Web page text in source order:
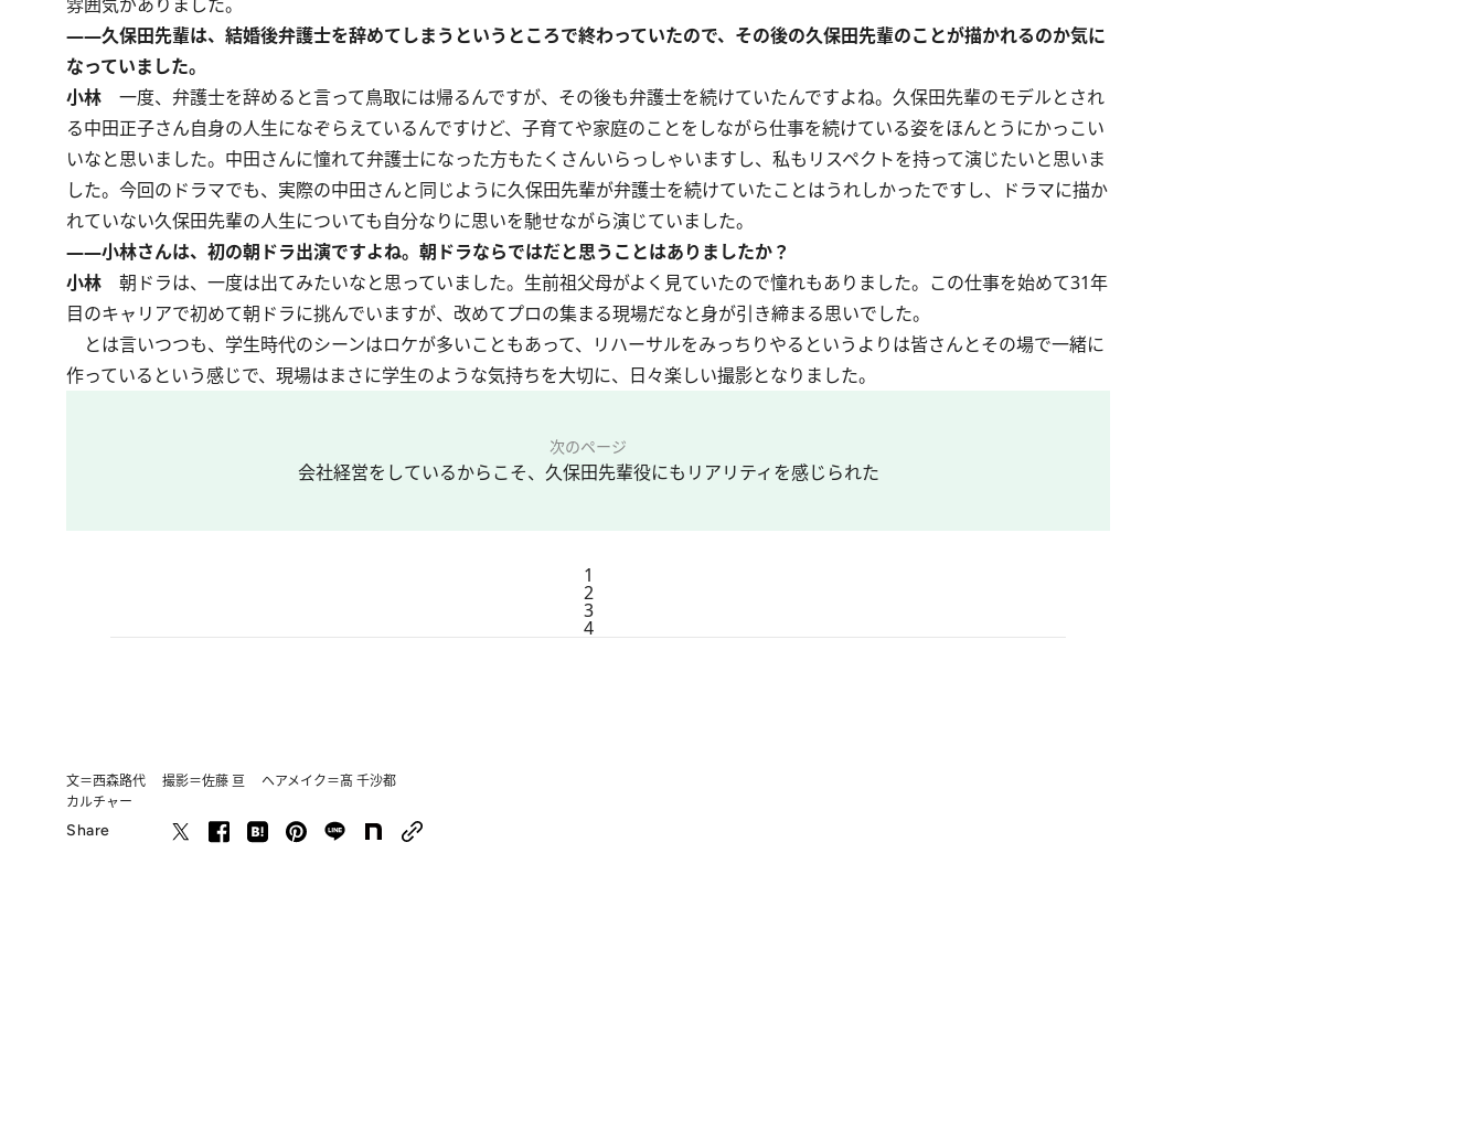
――久保田先輩は、結婚後弁護士を辞めてしまうというところで終わっていたので、その後の久保田先輩のことが描かれるのか気に
なっていました。
小林 一度、弁護士を辞めると言って鳥取には帰るんですが、その後も弁護士を続けていたんですよね。久保田先輩のモデルとされ
る中田正子さん自身の人生になぞらえているんですけど、子育てや家庭のことをしながら仕事を続けている姿をほんとうにかっこい
いなと思いました。中田さんに憧れて弁護士になった方もたくさんいらっしゃいますし、私もリスペクトを持って演じたいと思いま
した。今回のドラマでも、実際の中田さんと同じように久保田先輩が弁護士を続けていたことはうれしかったですし、ドラマに描か
れていない久保田先輩の人生についても自分なりに思いを馳せながら演じていました。
――小林さんは、初の朝ドラ出演ですよね。朝ドラならではだと思うことはありましたか？
小林 朝ドラは、一度は出てみたいなと思っていました。生前祖父母がよく見ていたので憧れもありました。この仕事を始めて31年
目のキャリアで初めて朝ドラに挑んでいますが、改めてプロの集まる現場だなと身が引き締まる思いでした。
とは言いつつも、学生時代のシーンはロケが多いこともあって、リハーサルをみっちりやるというよりは皆さんとその場で一緒に
作っているという感じで、現場はまさに学生のような気持ちを大切に、日々楽しい撮影となりました。
次のページ
会社経営をしているからこそ、久保田先輩役にもリアリティを感じられた
1
2
3
4
文＝西森路代 撮影＝佐藤 亘 ヘアメイク＝髙 千沙都
カルチャー
Share